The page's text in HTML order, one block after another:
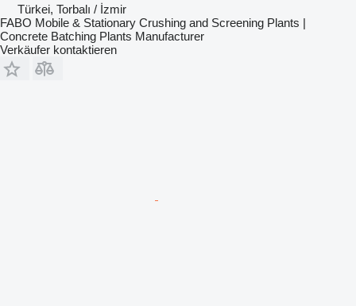
Türkei, Torbalı / İzmir
FABO Mobile & Stationary Crushing and Screening Plants |
Concrete Batching Plants Manufacturer
Verkäufer kontaktieren